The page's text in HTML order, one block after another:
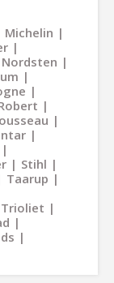
Michelin
Nordsten
Stihl
Taarup
Trioliet